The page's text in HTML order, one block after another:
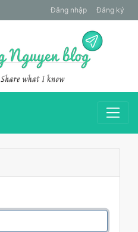
Đăng nhập Đăng ký